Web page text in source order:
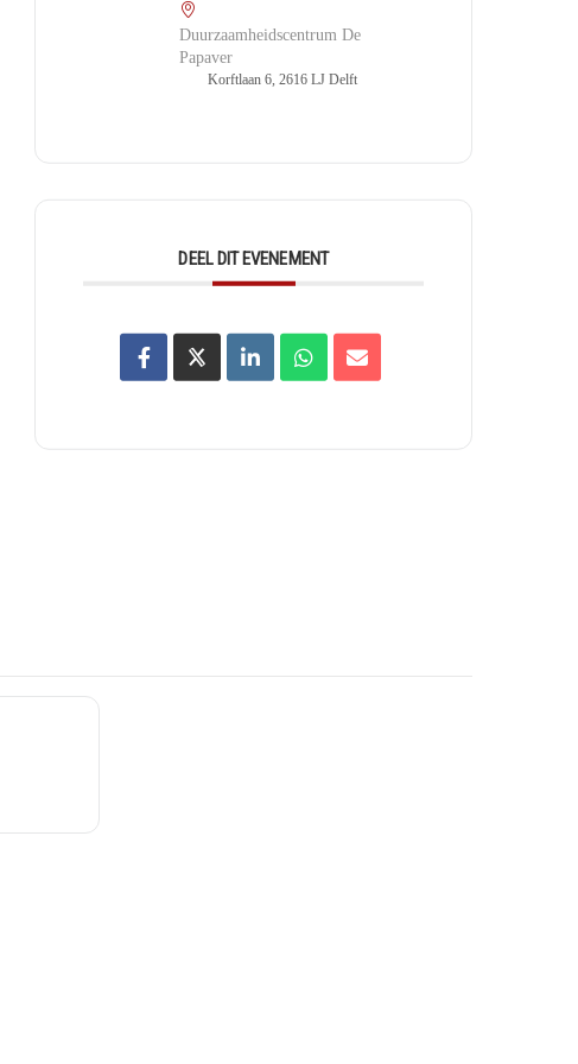
Duurzaamheidscentrum De
Papaver
Korftlaan 6, 2616 LJ Delft
DEEL DIT EVENEMENT